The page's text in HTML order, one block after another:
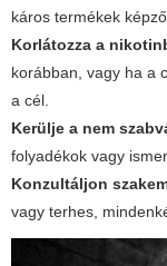
káros termékek
Korlátozza a
korábban, vagy ha a
a cél.
Kerülje a nem
folyadékok vagy
Konzultáljon
vagy terhes,